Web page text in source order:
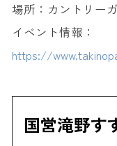
場所：カントリー
イベント情報：
https://
国営滝野す